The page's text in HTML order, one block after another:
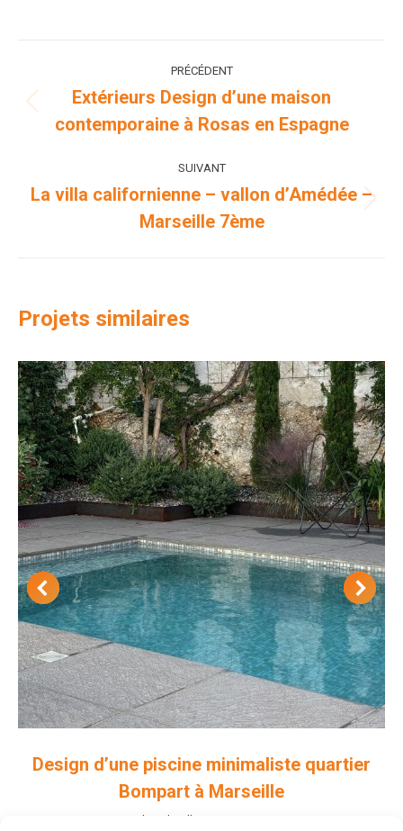
de
commentaire
PRÉCÉDENT
Onglet
précédent
Extérieurs Design d’une maison
contemporaine à Rosas en Espagne
SUIVANT
similaires
La villa californienne – vallon d’Amédée –
Marseille 7ème
Projets similaires
Design d’une piscine minimaliste quartier
Bompart à Marseille
Jardins de ville